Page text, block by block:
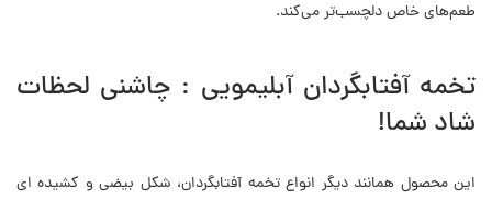
طعم‌های خاص دلچسب‌تر می‌کند.
تخمه آفتابگردان آبلیمویی : چاشنی لحظات
شاد شما!
این محصول همانند دیگر انواع تخمه آفتابگردان، شکل بیضی و کشیده ای